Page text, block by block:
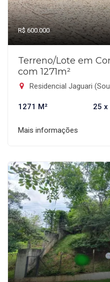
R$ 600.000
Terreno/Lote em
com 1271m²
Residencial Jaguari
1271 M² 25 x
Mais informações